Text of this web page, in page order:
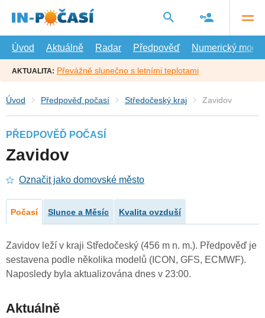
hlavní
Úvod
Aktuálně Radar Předpověď Numerický model
AKTUALITA: Převážně slunečno s letními teplotami
Úvod Předpověď počasí Středočeský kraj Zavidov
PŘEDPOVĚĎ POČASÍ
Zavidov
Označit jako domovské město
Počasí Slunce a Měsíc Kvalita ovzduší
Zavidov leží v kraji Středočeský (456 m n. m.). Předpověď je
sestavena podle několika modelů (ICON, GFS, ECMWF).
Naposledy byla aktualizována dnes v 23:00.
Aktuálně